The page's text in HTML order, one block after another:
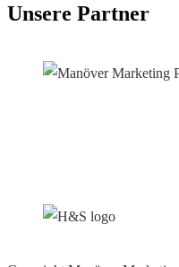
Unsere Partner